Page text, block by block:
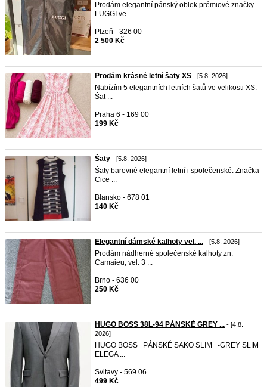
Prodám elegantní pánský oblek prémiové značky
LUGGI ve ...
Plzeň - 326 00
2 500 Kč
Prodám krásné letní šaty XS - [5.8. 2026]
Nabízím 5 elegantních letních šatů ve velikosti XS.
Šat ...
Praha 6 - 169 00
199 Kč
Šaty - [5.8. 2026]
Šaty barevné elegantní letní i společenské. Značka
Cice ...
Blansko - 678 01
140 Kč
Elegantní dámské kalhoty vel. ... - [5.8. 2026]
Prodám nádherné společenské kalhoty zn.
Camaieu, vel. 3 ...
Brno - 636 00
250 Kč
HUGO BOSS 38L-94 PÁNSKÉ GREY ... - [4.8.
2026]
HUGO BOSS PÁNSKÉ SAKO SLIM -GREY SLIM
ELEGA ...
Svitavy - 569 06
499 Kč